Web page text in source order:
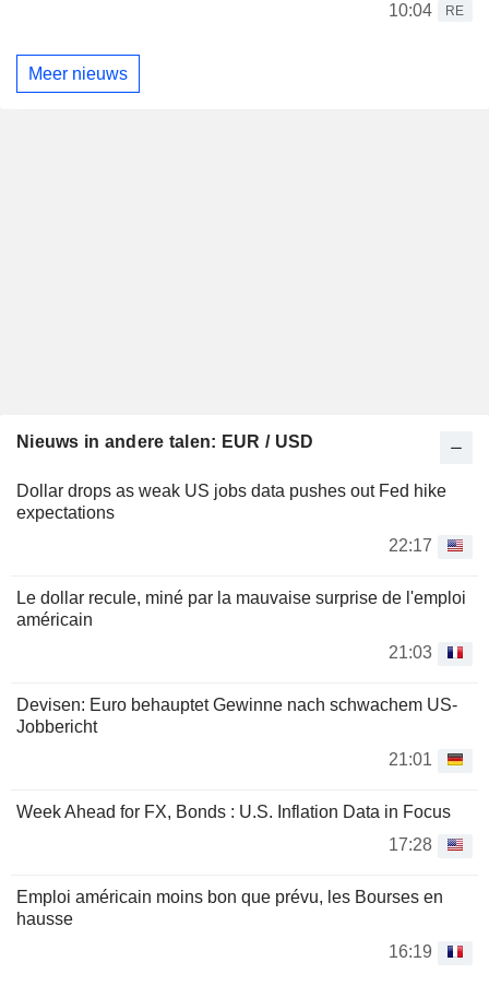
10:04
RE
Meer nieuws
Nieuws in andere talen: EUR / USD
Dollar drops as weak US jobs data pushes out Fed hike
expectations
22:17
Le dollar recule, miné par la mauvaise surprise de l'emploi
américain
21:03
Devisen: Euro behauptet Gewinne nach schwachem US-
Jobbericht
21:01
Week Ahead for FX, Bonds : U.S. Inflation Data in Focus
17:28
Emploi américain moins bon que prévu, les Bourses en
hausse
16:19